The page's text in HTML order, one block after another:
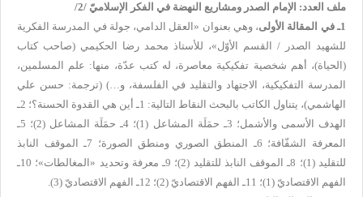
ملف العدد: الإمام الصدر ومشاريع النهضة في الفكر الإسلاميّ /2/
1ـ في المقالة الأولى
، وهي بعنوان «العقل الدامي، جولة في المدرسة الفكرية
للشهيد الصدر
/ القسم الأوّل»، للأستاذ محمد رضا الحكيمي (صاحب كتاب
(الحياة)، أهم شخصية تفكيكية معاصرة، له كتب عدّة، منها: علم المسلمين،
المدرسة التفكيكية، الاجتهاد والتقليد في الفلسفة، و…) (ترجمة: حسن علي
الهاشمي
)، يتناول الكاتب بالبحث النقاط التالية: 1ـ أين هي القدوة الحسنة؟؛ 2ـ
الهدف الأسمى والأشمل؛ 3ـ حمَلَة المشاعل (1)؛ 4ـ حمَلَة المشاعل (2)؛ 5ـ
المعرفة الشفّافة؛ 6ـ المنطق الصوري ومنطق الصورة؛ 7ـ الموقف النابذ
للتقليد (1)؛ 8ـ الموقف النابذ للتقليد (2)؛ 9ـ معرفة وتحديد «المغالطات»؛ 10ـ
الفهم الاقتصاديّ (1)؛ 11ـ الفهم الاقتصاديّ (2)؛ 12ـ الفهم الاقتصاديّ (3).